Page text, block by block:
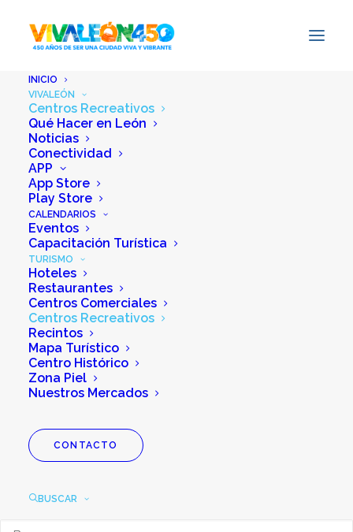
INICIO
VIVALEÓN
Centros Recreativos
Qué Hacer en León
Noticias
Conectividad
APP
App Store
Play Store
CALENDARIOS
Eventos
Capacitación Turística
TURISMO
Hoteles
Restaurantes
Centros Comerciales
Centros Recreativos
Recintos
Mapa Turístico
Centro Histórico
Zona Piel
Nuestros Mercados
CONTACTO
BUSCAR